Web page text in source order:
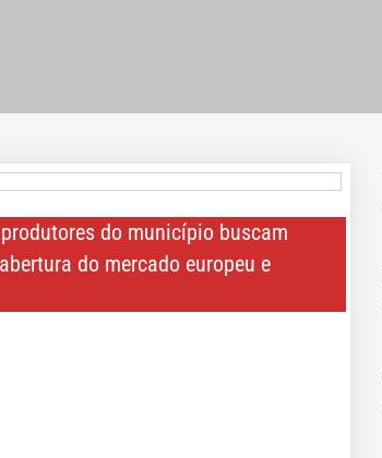
do município buscam
do mercado europeu e